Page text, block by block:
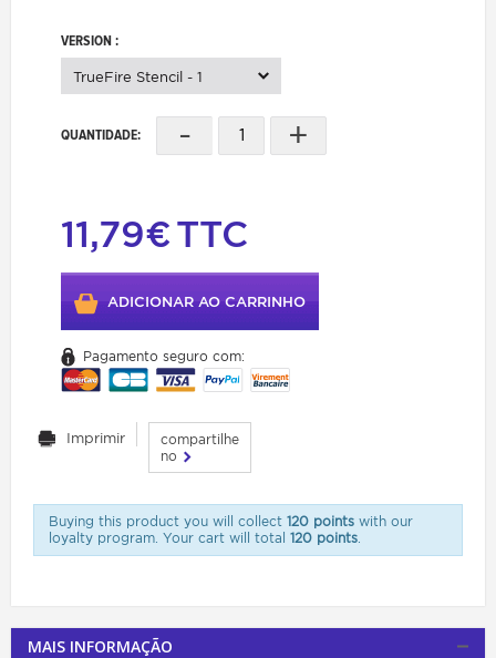
VERSION :
TrueFire Stencil - 1
QUANTIDADE: - +
11,79€TTC
ADICIONAR AO CARRINHO
Pagamento seguro com:
Imprimir
compartilhe
no
Buying this product you will collect 120 pointswith our
loyalty program. Your cart will total 120 points.
MAIS INFORMAÇÃO